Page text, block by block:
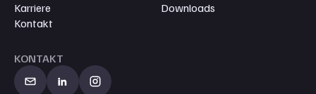
Karriere
Kontakt
Downloads
KONTAKT